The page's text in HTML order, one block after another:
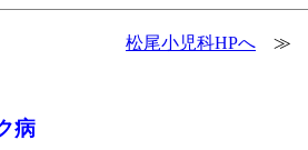
松尾小児科HPへ ≫
病